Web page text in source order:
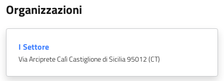
Organizzazioni
I Settore
Via Arciprete Calì Castiglione di Sicilia 95012 (CT)